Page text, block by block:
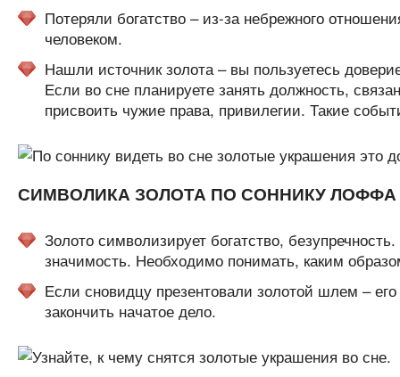
Потеряли богатство – из-за небрежного
человеком.
Нашли источник золота – вы пользуетесь
Если во сне планируете занять должность,
присвоить чужие права, привилегии. Такие
СИМВОЛИКА ЗОЛОТА ПО СОННИКУ ЛОФФА
Золото символизирует богатство,
значимость. Необходимо понимать, каким
Если сновидцу презентовали золотой шлем –
закончить начатое дело.